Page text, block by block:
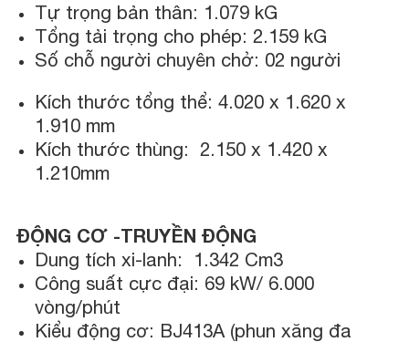
Tự trọng bản thân: 1.079 kG
Tổng tải trọng cho phép: 2.159 kG
Số chỗ người chuyên chở: 02 người
Kích thước tổng thể: 4.020 x 1.620 x
1.910 mm
Kích thước thùng: 2.150 x 1.420 x
1.210mm
ĐỘNG CƠ -TRUYỀN ĐỘNG
Dung tích xi-lanh: 1.342 Cm3
Công suất cực đại: 69 kW/ 6.000
vòng/phút
Kiểu động cơ: BJ413A (phun xăng đa